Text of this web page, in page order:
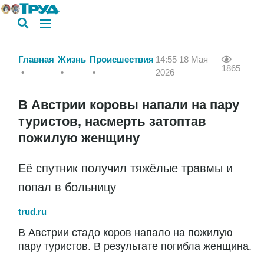
Главная Жизнь Происшествия 14:55 18 Мая
2026
1865
В Австрии коровы напали на пару
туристов, насмерть затоптав
пожилую женщину
Её спутник получил тяжёлые травмы и
попал в больницу
trud.ru
В Австрии стадо коров напало на пожилую
пару туристов. В результате погибла женщина.